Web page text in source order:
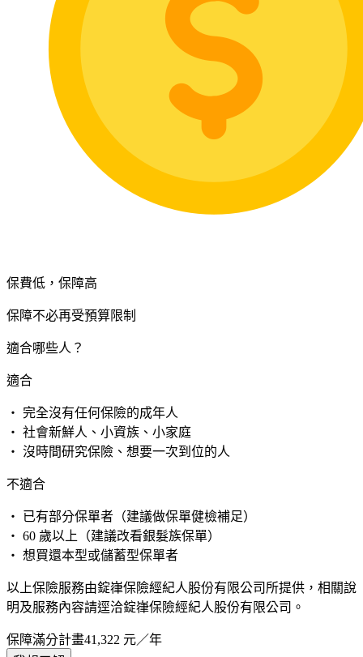
保費低，保障高
保障不必再受預算限制
適合哪些人？
適合
・ 完全沒有任何保險的成年人
・ 社會新鮮人、小資族、小家庭
・ 沒時間研究保險、想要一次到位的人
不適合
・ 已有部分保單者（建議做保單健檢補足）
・ 60 歲以上（建議改看銀髮族保單）
・ 想買還本型或儲蓄型保單者
以上保險服務由錠嵂保險經紀人股份有限公司所提供，相關說
明及服務內容請逕洽錠嵂保險經紀人股份有限公司。
保障滿分計畫41,322 元／年